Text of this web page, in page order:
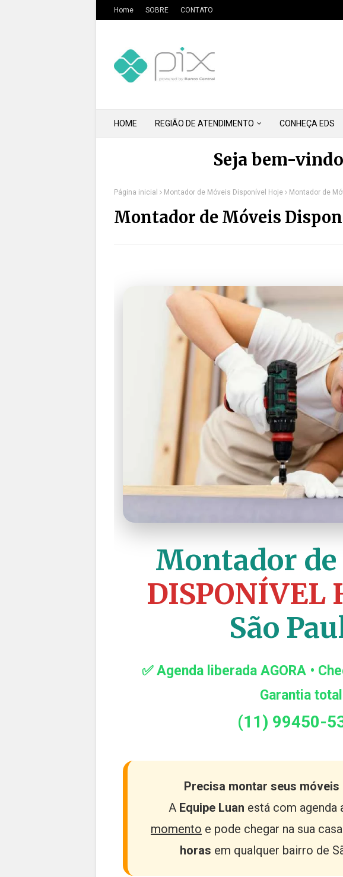
Home SOBRE CONTATO
HOME REGIÃO DE ATENDIMENTO CONHEÇA EDS
Seja bem-
Página inicial Montador de Móveis Disponível Hoje Montador de
Montador de Móveis
Montador
DISPONÍVEL
São
✅ Agenda liberada AGORA •
Garantia total
(11) 99450-
Precisa montar seus móveis
A Equipe Luan está com agenda
momento e pode chegar na sua
horas em qualquer bairro de